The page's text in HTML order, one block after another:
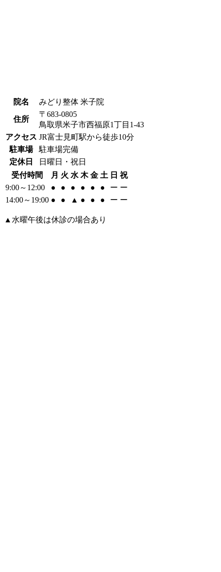
院名 みどり整体 米子院
住所
〒683-0805
鳥取県米子市西福原1丁目1-43
アクセス JR富士見町駅から徒歩10分
駐車場
駐車場完備
定休日
日曜日・祝日
受付時間
月 火 水 木 金 土 日 祝
9:00～12:00
● ● ● ● ● ● ー ー
14:00～19:00 ● ● ▲ ● ● ● ー ー
▲水曜午後は休診の場合あり